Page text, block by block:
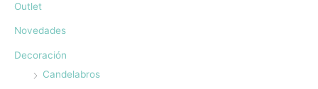
Outlet
Novedades
Decoración
Candelabros